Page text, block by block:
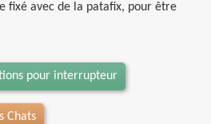
fixé avec de la patafix, pour être
pour interrupteur
Chats